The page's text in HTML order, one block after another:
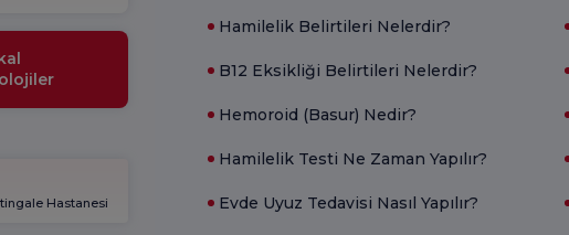
Hastanesi
Hamilelik Belirtileri Nelerdir?
B12 Eksikliği Belirtileri Nelerdir?
Hemoroid (Basur) Nedir?
Hamilelik Testi Ne Zaman Yapılır?
Evde Uyuz Tedavisi Nasıl Yapılır?